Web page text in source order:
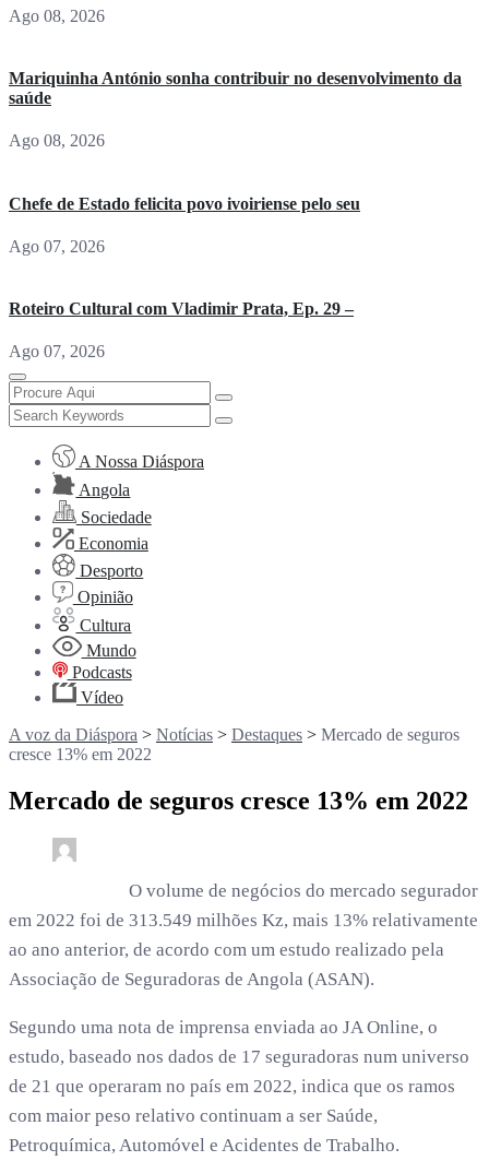
Ago 08, 2026
Mariquinha António sonha contribuir no desenvolvimento da
saúde
Ago 08, 2026
Chefe de Estado felicita povo ivoiriense pelo seu
Ago 07, 2026
Roteiro Cultural com Vladimir Prata, Ep. 29 –
Ago 07, 2026
A Nossa Diáspora
Angola
Sociedade
Economia
Desporto
Opinião
Cultura
Mundo
Podcasts
Vídeo
A voz da Diáspora > Notícias > Destaques > Mercado de seguros
cresce 13% em 2022
Mercado de seguros cresce 13% em 2022
O volume de negócios do mercado segurador
em 2022 foi de 313.549 milhões Kz, mais 13% relativamente
ao ano anterior, de acordo com um estudo realizado pela
Associação de Seguradoras de Angola (ASAN).
Segundo uma nota de imprensa enviada ao JA Online, o
estudo, baseado nos dados de 17 seguradoras num universo
de 21 que operaram no país em 2022, indica que os ramos
com maior peso relativo continuam a ser Saúde,
Petroquímica, Automóvel e Acidentes de Trabalho.